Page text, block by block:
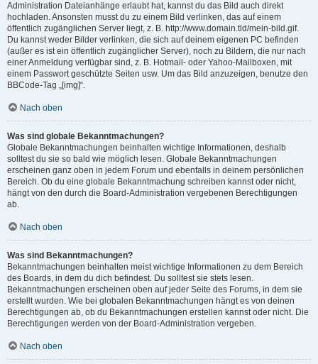
Administration Dateianhänge erlaubt hat, kannst du das Bild auch direkt
hochladen. Ansonsten musst du zu einem Bild verlinken, das auf einem
öffentlich zugänglichen Server liegt, z. B. http://www.domain.tld/mein-bild.gif.
Du kannst weder Bilder verlinken, die sich auf deinem eigenen PC befinden
(außer es ist ein öffentlich zugänglicher Server), noch zu Bildern, die nur nach
einer Anmeldung verfügbar sind, z. B. Hotmail- oder Yahoo-Mailboxen, mit
einem Passwort geschützte Seiten usw. Um das Bild anzuzeigen, benutze den
BBCode-Tag „[img]“.
Nach oben
Was sind globale Bekanntmachungen?
Globale Bekanntmachungen beinhalten wichtige Informationen, deshalb
solltest du sie so bald wie möglich lesen. Globale Bekanntmachungen
erscheinen ganz oben in jedem Forum und ebenfalls in deinem persönlichen
Bereich. Ob du eine globale Bekanntmachung schreiben kannst oder nicht,
hängt von den durch die Board-Administration vergebenen Berechtigungen
ab.
Nach oben
Was sind Bekanntmachungen?
Bekanntmachungen beinhalten meist wichtige Informationen zu dem Bereich
des Boards, in dem du dich befindest. Du solltest sie stets lesen.
Bekanntmachungen erscheinen oben auf jeder Seite des Forums, in dem sie
erstellt wurden. Wie bei globalen Bekanntmachungen hängt es von deinen
Berechtigungen ab, ob du Bekanntmachungen erstellen kannst oder nicht. Die
Berechtigungen werden von der Board-Administration vergeben.
Nach oben